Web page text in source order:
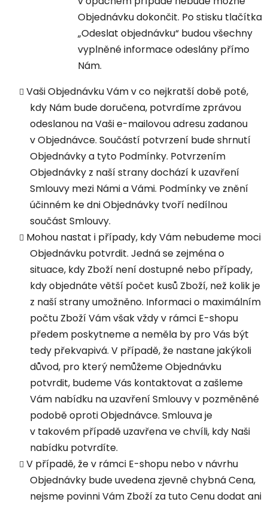
Objednávku dokončit. Po stisku tlačítka
„Odeslat objednávku“ budou všechny
vyplněné informace odeslány přímo
Nám.
Vaši Objednávku Vám v co nejkratší době poté,
kdy Nám bude doručena, potvrdíme zprávou
odeslanou na Vaši e-mailovou adresu zadanou
v Objednávce. Součástí potvrzení bude shrnutí
Objednávky a tyto Podmínky. Potvrzením
Objednávky z naší strany dochází k uzavření
Smlouvy mezi Námi a Vámi. Podmínky ve znění
účinném ke dni Objednávky tvoří nedílnou
součást Smlouvy.
Mohou nastat i případy, kdy Vám nebudeme moci
Objednávku potvrdit. Jedná se zejména o
situace, kdy Zboží není dostupné nebo případy,
kdy objednáte větší počet kusů Zboží, než kolik je
z naší strany umožněno. Informaci o maximálním
počtu Zboží Vám však vždy v rámci E-shopu
předem poskytneme a neměla by pro Vás být
tedy překvapivá. V případě, že nastane jakýkoli
důvod, pro který nemůžeme Objednávku
potvrdit, budeme Vás kontaktovat a zašleme
Vám nabídku na uzavření Smlouvy v pozměněné
podobě oproti Objednávce. Smlouva je
v takovém případě uzavřena ve chvíli, kdy Naši
nabídku potvrdíte.
V případě, že v rámci E-shopu nebo v návrhu
Objednávky bude uvedena zjevně chybná Cena,
nejsme povinni Vám Zboží za tuto Cenu dodat ani